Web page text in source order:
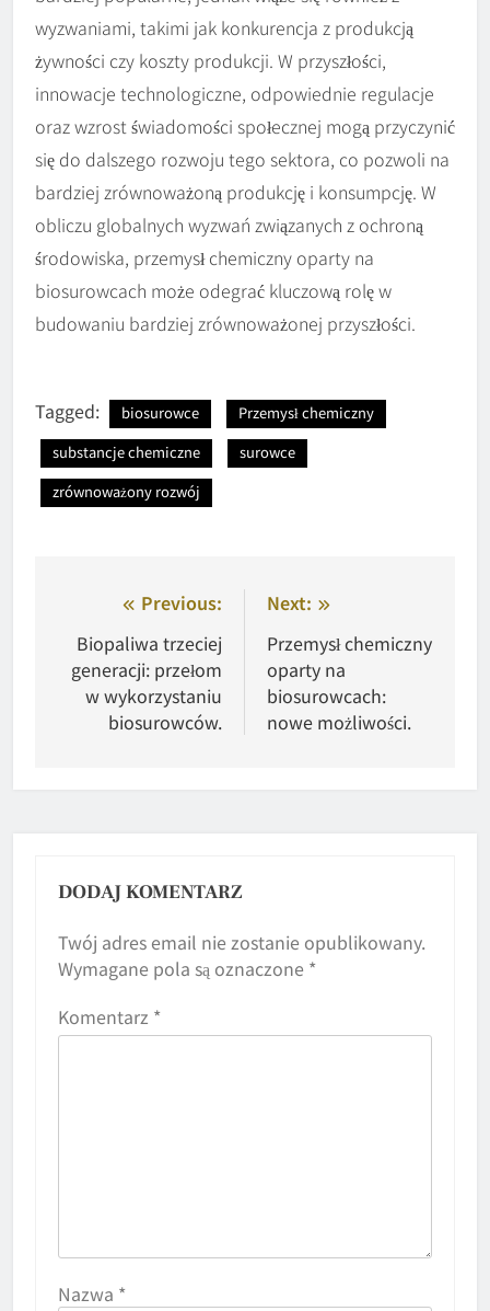
wyzwaniami, takimi jak konkurencja z produkcją
żywności czy koszty produkcji. W przyszłości,
innowacje technologiczne, odpowiednie regulacje
oraz wzrost świadomości społecznej mogą przyczynić
się do dalszego rozwoju tego sektora, co pozwoli na
bardziej zrównoważoną produkcję i konsumpcję. W
obliczu globalnych wyzwań związanych z ochroną
środowiska, przemysł chemiczny oparty na
biosurowcach może odegrać kluczową rolę w
budowaniu bardziej zrównoważonej przyszłości.
Tagged: biosurowce
Przemysł chemiczny
substancje chemiczne
surowce
zrównoważony rozwój
Nawigacja
wpisu
Previous:
Biopaliwa trzeciej
generacji: przełom
w wykorzystaniu
biosurowców.
Next:
Przemysł chemiczny
oparty na
biosurowcach:
nowe możliwości.
DODAJ KOMENTARZ
Twój adres email nie zostanie opublikowany.
Wymagane pola są oznaczone *
Komentarz *
Nazwa *